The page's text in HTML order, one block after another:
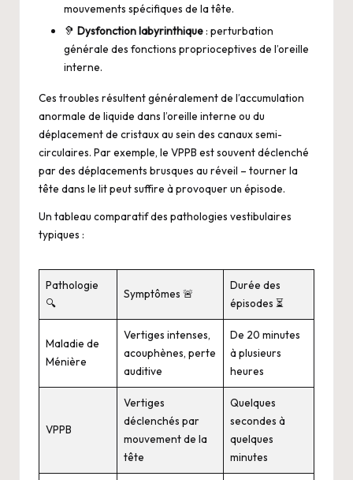
mouvements spécifiques de la tête.
🦻 Dysfonction labyrinthique: perturbation
générale des fonctions proprioceptives de l’oreille
interne.
Ces troubles résultent généralement de l’accumulation
anormale de liquide dans l’oreille interne ou du
déplacement de cristaux au sein des canaux semi-
circulaires. Par exemple, le VPPB est souvent déclenché
par des déplacements brusques au réveil – tourner la
tête dans le lit peut suffire à provoquer un épisode.
Un tableau comparatif des pathologies vestibulaires
typiques :
Pathologie
🔍
Symptômes 🚨
Durée des
épisodes ⏳
Maladie de
Ménière
Vertiges intenses,
acouphènes, perte
auditive
De 20 minutes
à plusieurs
heures
VPPB
Vertiges
déclenchés par
mouvement de la
tête
Quelques
secondes à
quelques
minutes